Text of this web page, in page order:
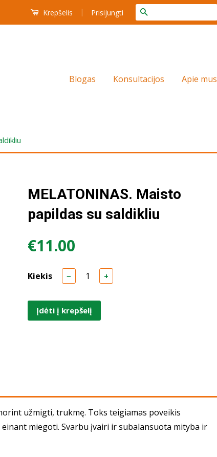
Krepšelis | Prisijungti
Blogas Konsultacijos Apie mus
MELATONINAS. Maisto
papildas su saldikliu
€11.00
Kiekis − +
Įdėti į krepšelį
užmigti, trukmę. Toks teigiamas po­vei­kis
miegoti. Svarbu įvairi ir su­ba­lan­suo­­ta mityba ir